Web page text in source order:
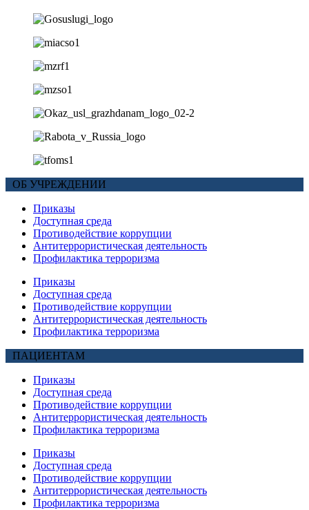
ОБ УЧРЕЖДЕНИИ
Приказы
Доступная среда
Противодействие коррупции
Антитеррористическая деятельность
Профилактика терроризма
Приказы
Доступная среда
Противодействие коррупции
Антитеррористическая деятельность
Профилактика терроризма
ПАЦИЕНТАМ
Приказы
Доступная среда
Противодействие коррупции
Антитеррористическая деятельность
Профилактика терроризма
Приказы
Доступная среда
Противодействие коррупции
Антитеррористическая деятельность
Профилактика терроризма